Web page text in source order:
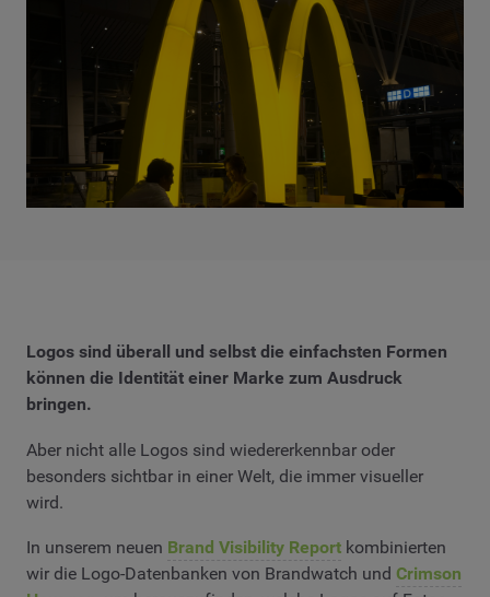
Logos sind überall und selbst die einfachsten Formen
können die Identität einer Marke zum Ausdruck
bringen.
Aber nicht alle Logos sind wiedererkennbar oder
besonders sichtbar in einer Welt, die immer visueller
wird.
In unserem neuen Brand Visibility Report kombinierten
wir die Logo-Datenbanken von Brandwatch und Crimson